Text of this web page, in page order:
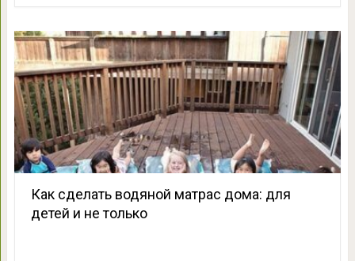
Как сделать водяной матрас дома: для
детей и не только